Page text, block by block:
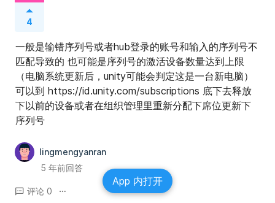
4
一般是输错序列号或者hub登录的账号和输入的序列号不
匹配导致的 也可能是序列号的激活设备数量达到上限
（电脑系统更新后，unity可能会判定这是一台新电脑）
可以到 https://id.unity.com/subscriptions 底下去释放
下以前的设备或者在组织管理里重新分配下席位更新下
序列号
lingmengyanran
5 年前回答
评论 0
App 内打开